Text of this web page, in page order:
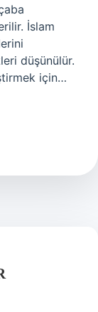
İslam
düşünülür.
için…